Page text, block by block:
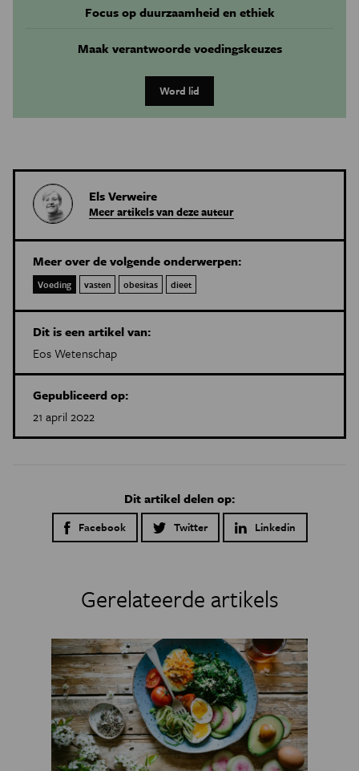
Focus op duurzaamheid en ethiek
Maak verantwoorde voedingskeuzes
Word lid
Els Verweire
Meer artikels van deze auteur
Meer over de volgende onderwerpen:
Voeding vasten obesitas dieet
Dit is een artikel van:
Eos Wetenschap
Gepubliceerd op:
21 april 2022
Dit artikel delen op:
Facebook Twitter Linkedin
Gerelateerde artikels